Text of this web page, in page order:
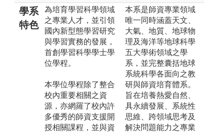
學系
特色
為培育學習科學領域
之專業人才，並引領
國內新型態學習研究
與學習實務的發展，
首創學習科學學士學
位學程。
本學位學程除了整合
校內重要相關之資
源，亦網羅了校內許
多優秀的師資支援開
授相關課程，並與資
本系是師資專業領域
唯一同時涵蓋天文、
大氣、地質、地球物
理及海洋等地球科學
五大學術領域之學
系，並完整囊括地球
系統科學各面向之教
研與師資培育體系。
旨在培養熱愛自然、
具永續發展、系統性
思維、跨領域思考及
解決問題能力之專業